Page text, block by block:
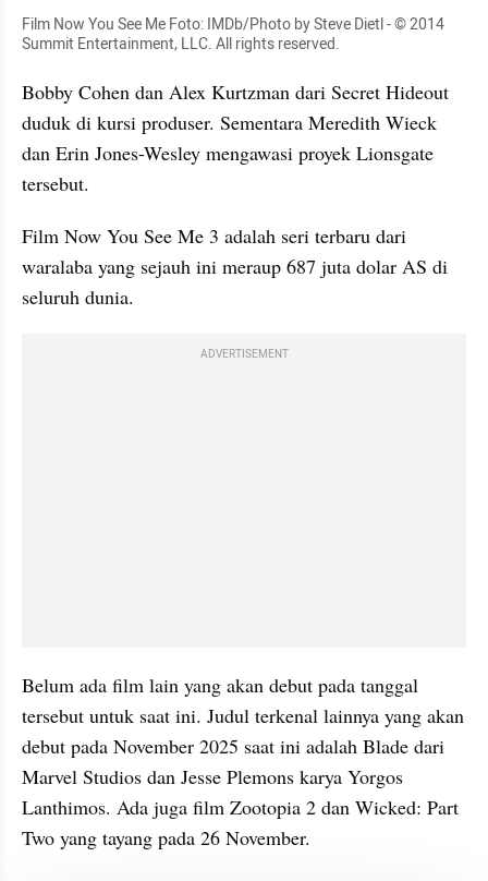
Film Now You See Me Foto: IMDb/Photo by Steve Dietl - © 2014
Summit Entertainment, LLC. All rights reserved.
Bobby Cohen dan Alex Kurtzman dari Secret Hideout
duduk di kursi produser. Sementara Meredith Wieck
dan Erin Jones-Wesley mengawasi proyek Lionsgate
tersebut.
Film Now You See Me 3 adalah seri terbaru dari
waralaba yang sejauh ini meraup 687 juta dolar AS di
seluruh dunia.
ADVERTISEMENT
Belum ada film lain yang akan debut pada tanggal
tersebut untuk saat ini. Judul terkenal lainnya yang akan
debut pada November 2025 saat ini adalah Blade dari
Marvel Studios dan Jesse Plemons karya Yorgos
Lanthimos. Ada juga film Zootopia 2 dan Wicked: Part
Two yang tayang pada 26 November.